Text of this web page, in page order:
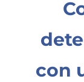
con